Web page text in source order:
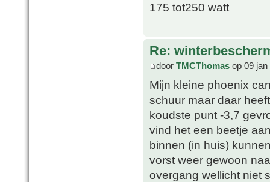
175 tot250 watt
Re:
door TMCThomas op 09 jan
Mijn kleine phoenix
schuur maar daar
koudste punt -3,7
vind het een beetje
binnen (in huis)
vorst weer gewoon
overgang wellicht niet